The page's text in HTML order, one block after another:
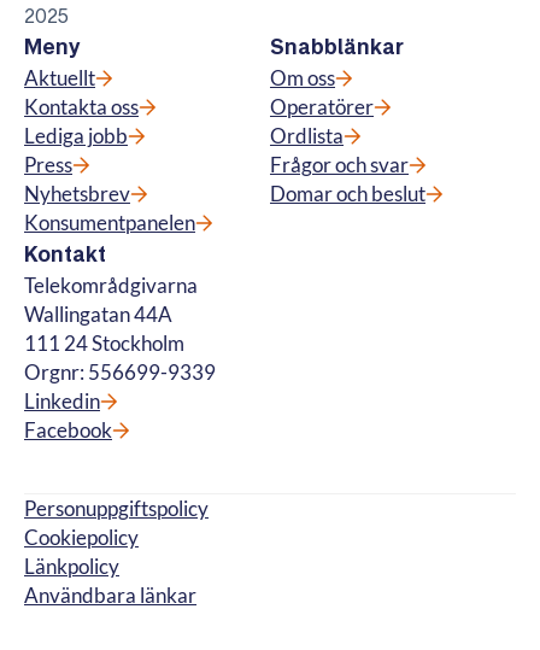
2025
Meny
Aktuellt
Kontakta oss
Lediga jobb
Press
Nyhetsbrev
Konsumentpanelen
Snabblänkar
Om oss
Operatörer
Ordlista
Frågor och svar
Domar och beslut
Kontakt
Telekområdgivarna
Wallingatan 44A
111 24 Stockholm
Orgnr: 556699-9339
Linkedin
Facebook
Personuppgiftspolicy
Cookiepolicy
Länkpolicy
Användbara länkar